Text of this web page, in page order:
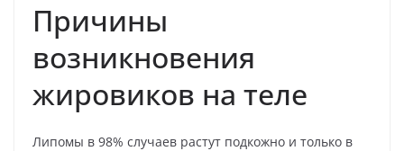
Причины
возникновения
жировиков на теле
Липомы в 98% случаев растут подкожно и только в